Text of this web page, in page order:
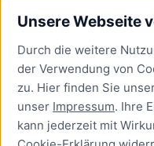
Unsere Webseite
Durch die weitere
der Verwendung von
zu. Hier finden Sie
unser Impressum. Ihre
kann jederzeit mit
Bürgerservice
Presse
Newsletter Lübeck:kompakt
Kontakt